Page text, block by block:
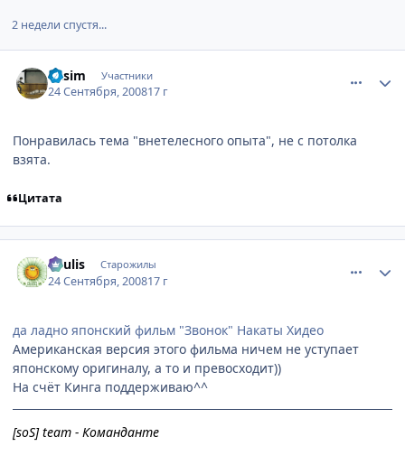
2 недели спустя...
Kasim Участники
24 Сентября, 200817 г
Понравилась тема "внетелесного опыта", не с потолка
взята.
Цитата
Soulis Старожилы
24 Сентября, 200817 г
да ладно японский фильм "Звонок" Накаты Хидео
Американская версия этого фильма ничем не уступает
японскому оригиналу, а то и превосходит))
На счёт Кинга поддерживаю^^
[soS] team - Команданте